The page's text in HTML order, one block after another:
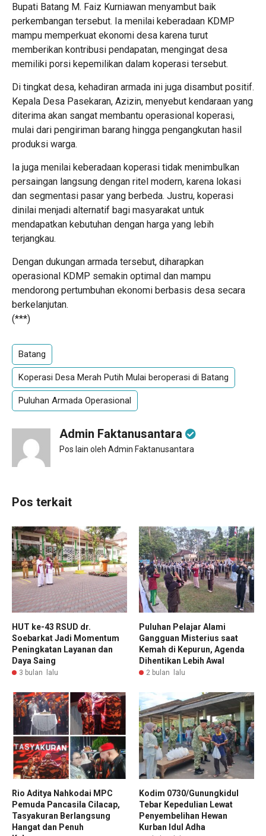
Bupati Batang M. Faiz Kurniawan menyambut baik
perkembangan tersebut. Ia menilai keberadaan KDMP
mampu memperkuat ekonomi desa karena turut
memberikan kontribusi pendapatan, mengingat desa
memiliki porsi kepemilikan dalam koperasi tersebut.
Di tingkat desa, kehadiran armada ini juga disambut positif.
Kepala Desa Pasekaran, Azizin, menyebut kendaraan yang
diterima akan sangat membantu operasional koperasi,
mulai dari pengiriman barang hingga pengangkutan hasil
produksi warga.
Ia juga menilai keberadaan koperasi tidak menimbulkan
persaingan langsung dengan ritel modern, karena lokasi
dan segmentasi pasar yang berbeda. Justru, koperasi
dinilai menjadi alternatif bagi masyarakat untuk
mendapatkan kebutuhan dengan harga yang lebih
terjangkau.
Dengan dukungan armada tersebut, diharapkan
operasional KDMP semakin optimal dan mampu
mendorong pertumbuhan ekonomi berbasis desa secara
berkelanjutan.
(***)
Batang
Koperasi Desa Merah Putih Mulai beroperasi di Batang
Puluhan Armada Operasional
Admin Faktanusantara
Pos lain oleh Admin Faktanusantara
Pos terkait
HUT ke-43 RSUD dr.
Soebarkat Jadi Momentum
Peningkatan Layanan dan
Daya Saing
3 bulan lalu
Puluhan Pelajar Alami
Gangguan Misterius saat
Kemah di Kepurun, Agenda
Dihentikan Lebih Awal
2 bulan lalu
Rio Aditya Nahkodai MPC
Pemuda Pancasila Cilacap,
Tasyakuran Berlangsung
Hangat dan Penuh
Kodim 0730/Gunungkidul
Tebar Kepedulian Lewat
Penyembelihan Hewan
Kurban Idul Adha